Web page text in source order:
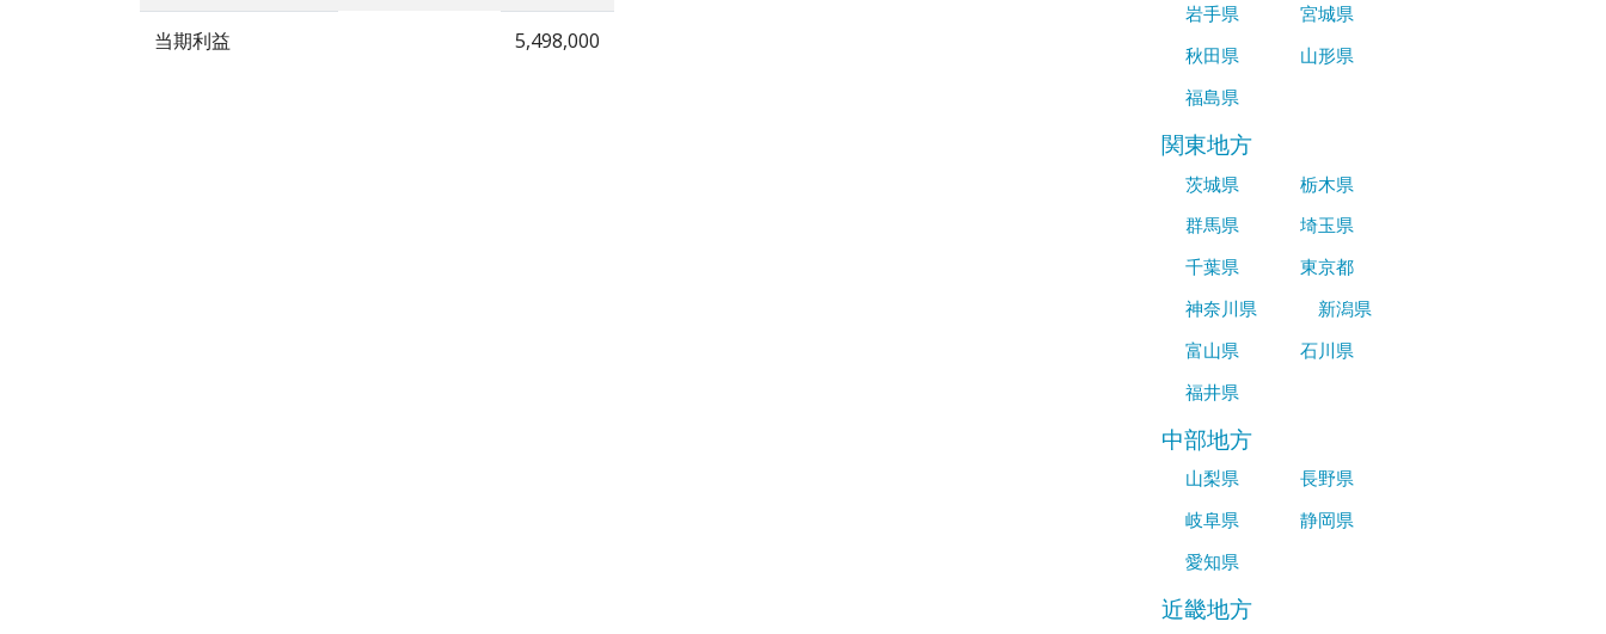
当期利益 5,498,000
岩手県
宮城県
秋田県
山形県
福島県
関東地方
茨城県
栃木県
群馬県
埼玉県
千葉県
東京都
神奈川県
新潟県
富山県
石川県
福井県
中部地方
山梨県
長野県
岐阜県
静岡県
愛知県
近畿地方